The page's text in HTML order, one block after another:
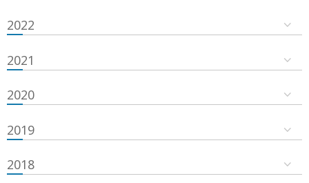
2022
2021
2020
2019
2018